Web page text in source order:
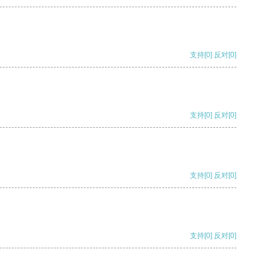
支持[0] 反对[0]
支持[0] 反对[0]
支持[0] 反对[0]
支持[0] 反对[0]